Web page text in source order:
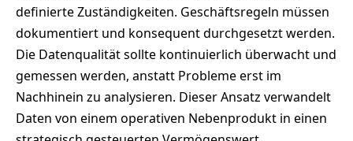
definierte Zuständigkeiten. Geschäftsregeln müssen
dokumentiert und konsequent durchgesetzt werden.
Die Datenqualität sollte kontinuierlich überwacht und
gemessen werden, anstatt Probleme erst im
Nachhinein zu analysieren. Dieser Ansatz verwandelt
Daten von einem operativen Nebenprodukt in einen